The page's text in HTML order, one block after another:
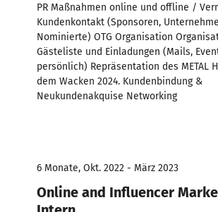
PR Maßnahmen online und offline /
Kundenkontakt (Sponsoren,
Nominierte) OTG Organisation
Gästeliste und Einladungen (Mails,
persönlich) Repräsentation des METAL
dem Wacken 2024. Kundenbindung &
Neukundenakquise Networking
6 Monate, Okt. 2022 - März 2023
Online and Influencer